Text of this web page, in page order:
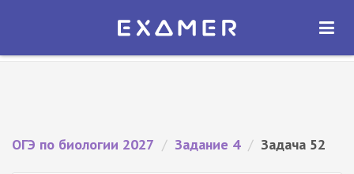
Экзамер — ЕГЭ 2027
ОТКРЫТЬ
ОГЭ по биологии 2027 / Задание 4 / Задача 52